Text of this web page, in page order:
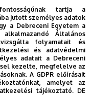
alkalmazni a többi
azt próbálják
hangzik, de egy ilyen
versenyre felkészül, az
tartja a
jutott személyes adatok
a Debreceni Egyetem a
Általános
folyamatait és
és adatvédelmi
adatait a Debreceni
kezelte, megfelelve az
A GDPR előírásait
amelyet az
tájékoztató. DE